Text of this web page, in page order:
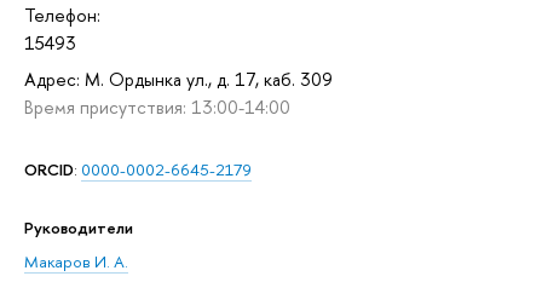
Телефон:
15493
Адрес: М. Ордынка ул., д. 17, каб. 309
Время присутствия: 13:00-14:00
ORCID: 0000-0002-6645-2179
Руководители
Макаров И. А.